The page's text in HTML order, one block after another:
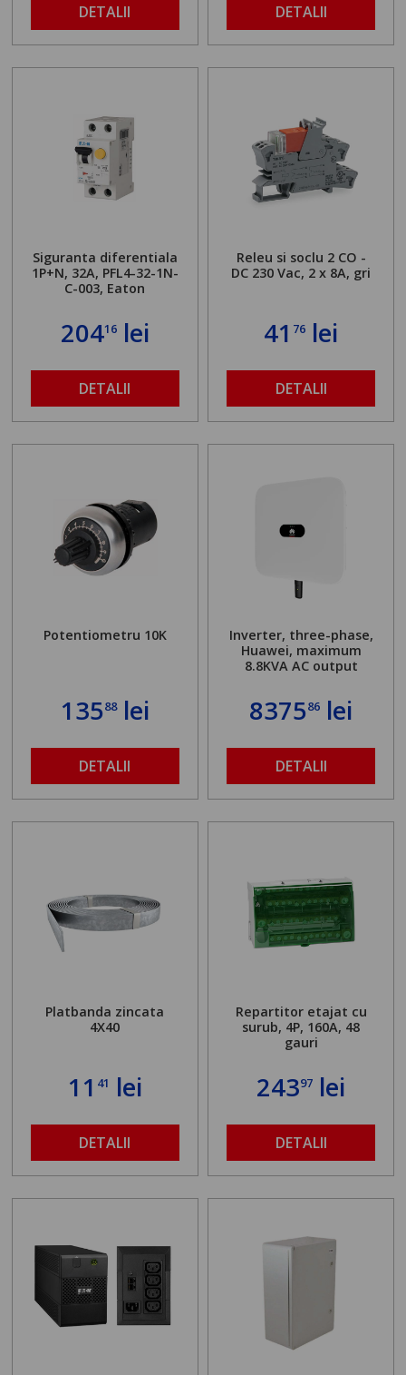
DETALII DETALII
Siguranta diferentiala
1P+N, 32A, PFL4-32-1N-
C-003, Eaton
20416lei
DETALII
Releu si soclu 2 CO -
DC 230 Vac, 2 x 8A, gri
41 76 lei
DETALII
Potentiometru 10K
13588lei
DETALII
Inverter, three-phase,
Huawei, maximum
8.8KVA AC output
837586 lei
DETALII
Platbanda zincata
4X40
11 41 lei
DETALII
Repartitor etajat cu
surub, 4P, 160A, 48
gauri
24397 lei
DETALII